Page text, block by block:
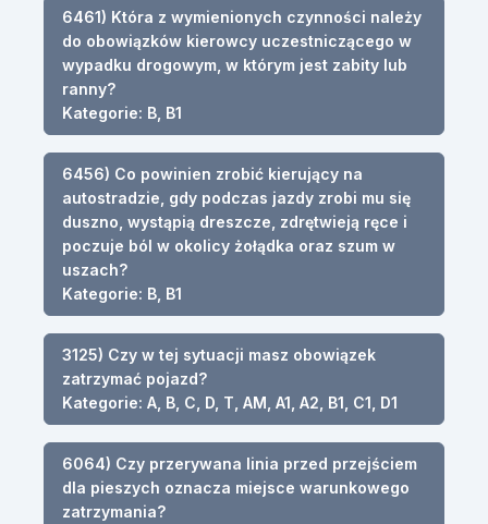
6461) Która z wymienionych czynności należy
do obowiązków kierowcy uczestniczącego w
wypadku drogowym, w którym jest zabity lub
ranny?
Kategorie: B, B1
6456) Co powinien zrobić kierujący na
autostradzie, gdy podczas jazdy zrobi mu się
duszno, wystąpią dreszcze, zdrętwieją ręce i
poczuje ból w okolicy żołądka oraz szum w
uszach?
Kategorie: B, B1
3125) Czy w tej sytuacji masz obowiązek
zatrzymać pojazd?
Kategorie: A, B, C, D, T, AM, A1, A2, B1, C1, D1
6064) Czy przerywana linia przed przejściem
dla pieszych oznacza miejsce warunkowego
zatrzymania?